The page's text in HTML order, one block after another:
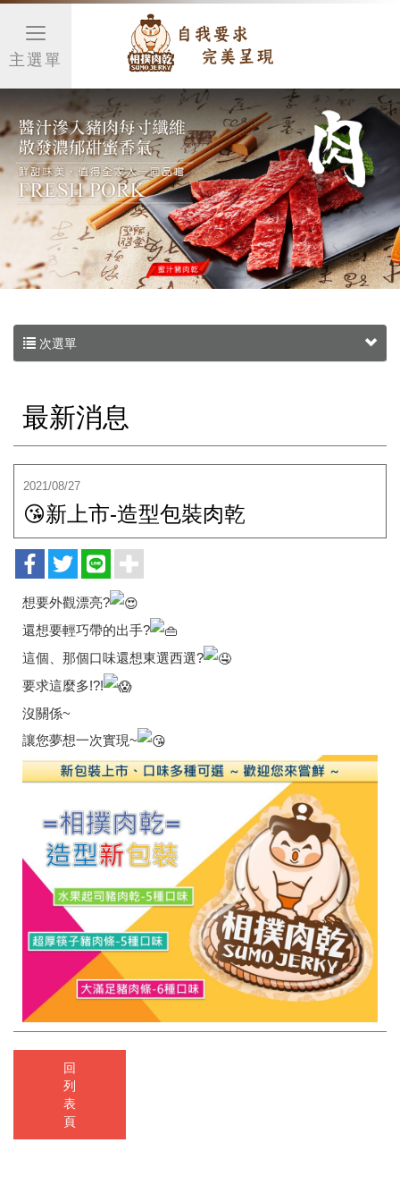
主選單
次選單
最新消息
2021/08/27
😘新上市-造型包裝肉乾
想要外觀漂亮?
還想要輕巧帶的出手?
這個、那個口味還想東選西選?
要求這麼多!?!
沒關係~
讓您夢想一次實現~
回
列
表
頁